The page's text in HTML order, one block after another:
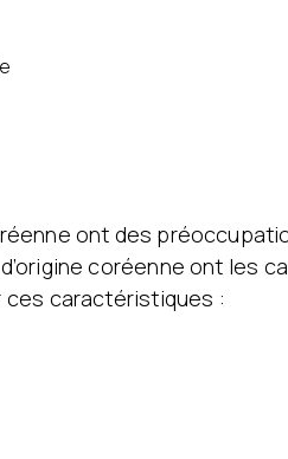
ont des
coréenne ont les
ces caractéristiques :